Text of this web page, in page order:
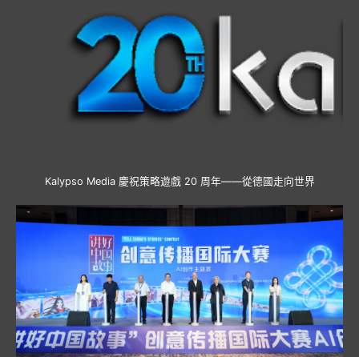
Kalypso Media 慶祝策略遊戲 20 周年——從德國走向世界